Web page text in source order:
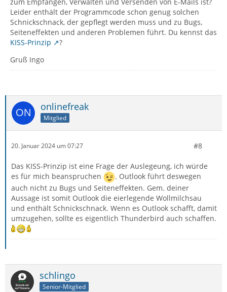
Leider enthält der Programmcode schon genug solchen
Schnickschnack, der gepflegt werden muss und zu Bugs,
Seiteneffekten und anderen Problemen führt. Du kennst das
KISS-Prinzip
?
Gruß Ingo
onlinefreak
Mitglied
20. Januar 2024 um 07:27 #8
Das KISS-Prinzip ist eine Frage der Auslegeung, ich würde
es für mich beanspruchen
. Outlook führt deswegen
auch nicht zu Bugs und Seiteneffekten. Gem. deiner
Aussage ist somit Outlook die eierlegende Wollmilchsau
und enthält Schnickschnack. Wenn es Outlook schafft, damit
umzugehen, sollte es eigentlich Thunderbird auch schaffen.
schlingo
Senior-Mitglied